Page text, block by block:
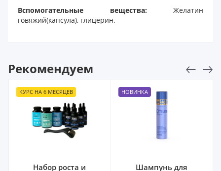
Вспомогательные вещества: Желатин
говяжий(капсула), глицерин.
Рекомендуем
НОВИНКА
Шампунь для Масло для бороды